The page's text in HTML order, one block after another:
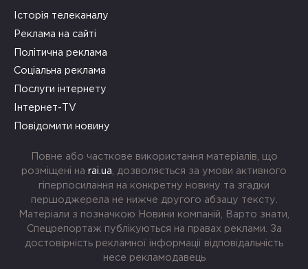
Історія телеканалу
Реклама на сайті
Політична реклама
Соціальна реклама
Послуги інтернету
Інтернет-TV
Повідомити новину
Повне або часткове використання матеріалів, що
розміщені на rai.ua , дозволяється за умови активного
гіперпосилання на конкретну новину та згадки
першоджерела не нижче другого абзацу тексту.
Матеріали з позначкою Новини компаній, Варто знати,
Спецрепортаж публікуються на правах реклами. За
достовірність рекламної інформації відповідальність
несе рекламодавець